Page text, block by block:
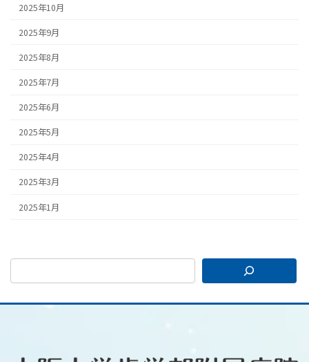
2025年10月
2025年9月
2025年8月
2025年7月
2025年6月
2025年5月
2025年4月
2025年3月
2025年1月